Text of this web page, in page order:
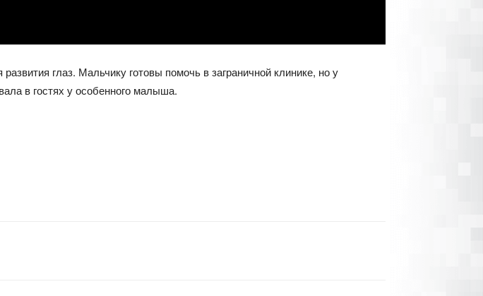
глаз. Мальчику готовы помочь в заграничной клинике, но у
в гостях у особенного малыша.